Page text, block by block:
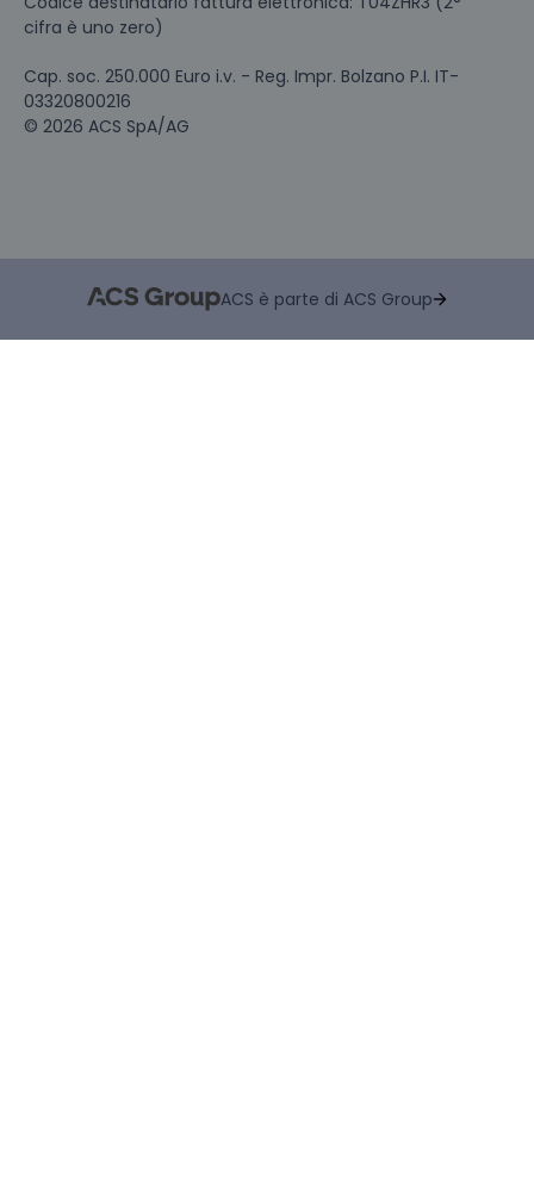
cifra è uno zero)
Cap. soc. 250.000 Euro i.v. - Reg. Impr. Bolzano P.I. IT-
03320800216
© 2026 ACS SpA/AG
ACS è parte di ACS Group